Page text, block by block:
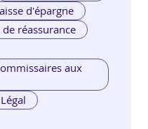
d'épargne
réassurance
aux
Légal